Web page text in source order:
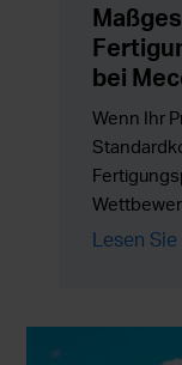
bei
Wenn Ihr
von
Lesen